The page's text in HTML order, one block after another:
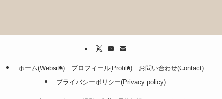
ホーム(Website) プロフィール(Profile)
お問い合わせ(Contact)
プライバシーポリシー(Privacy policy)